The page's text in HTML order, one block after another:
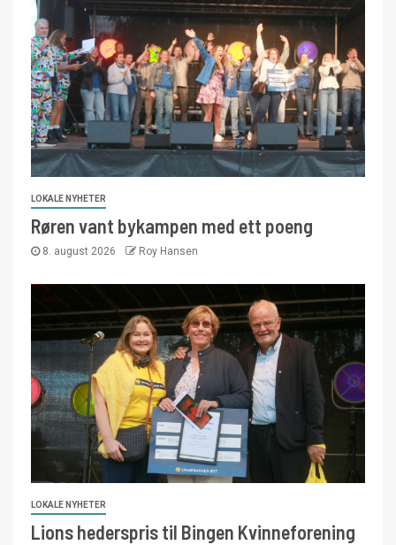
LOKALE NYHETER
Røren vant bykampen med ett poeng
8. august 2026 Roy Hansen
LOKALE NYHETER
Lions hederspris til Bingen Kvinneforening